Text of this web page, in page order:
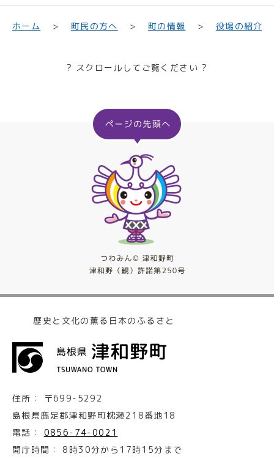
ホーム 町民の方へ 町の情報 役場の紹介
? スクロールしてご覧ください ?
歴史と文化の薫る日本のふるさと
住所：
〒699-5292
島根県鹿足郡津和野町枕瀬218番地18
電話：
0856-74-0021
開庁時間：
8時30分から17時15分まで